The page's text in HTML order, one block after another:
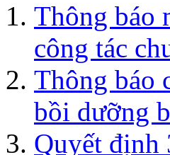
Thông báo
công tác
Thông báo
bồi dưỡng
Quyết định